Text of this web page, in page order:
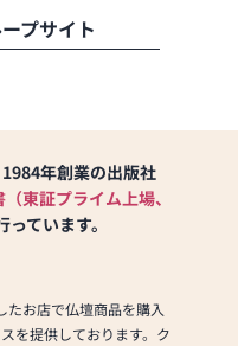
プサイト
年創業の出版社
東証プライム上場、
っています。
たお店で仏壇商品を購入
を提供しております。ク